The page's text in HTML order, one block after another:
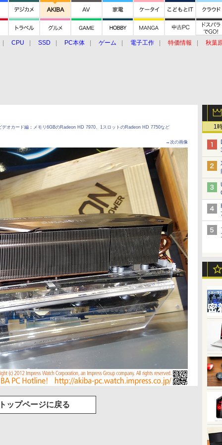
CPU SSD PC本体 ゲーム 電子工作 特価情報
秋葉
1
オカード編：メモリ6GBのRadeon HD 7970、1スロットのRadeon HD 7750など
→次の画像
ップページに戻る